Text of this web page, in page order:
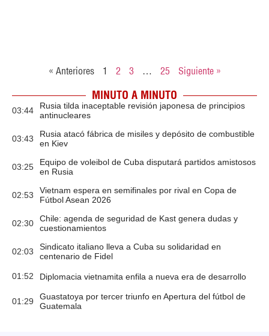
« Anteriores 1 2 3 … 25 Siguiente »
MINUTO A MINUTO
03:44
Rusia tilda inaceptable revisión japonesa de principios
antinucleares
03:43
Rusia atacó fábrica de misiles y depósito de combustible
en Kiev
03:25
Equipo de voleibol de Cuba disputará partidos amistosos
en Rusia
02:53
Vietnam espera en semifinales por rival en Copa de
Fútbol Asean 2026
02:30
Chile: agenda de seguridad de Kast genera dudas y
cuestionamientos
02:03
Sindicato italiano lleva a Cuba su solidaridad en
centenario de Fidel
01:52 Diplomacia vietnamita enfila a nueva era de desarrollo
01:29
Guastatoya por tercer triunfo en Apertura del fútbol de
Guatemala